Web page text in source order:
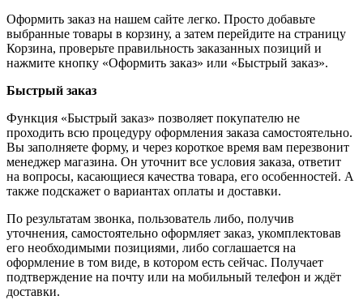
Оформить заказ на нашем сайте легко. Просто добавьте
выбранные товары в корзину, а затем перейдите на страницу
Корзина, проверьте правильность заказанных позиций и
нажмите кнопку «Оформить заказ» или «Быстрый заказ».
Быстрый заказ
Функция «Быстрый заказ» позволяет покупателю не
проходить всю процедуру оформления заказа самостоятельно.
Вы заполняете форму, и через короткое время вам перезвонит
менеджер магазина. Он уточнит все условия заказа, ответит
на вопросы, касающиеся качества товара, его особенностей. А
также подскажет о вариантах оплаты и доставки.
По результатам звонка, пользователь либо, получив
уточнения, самостоятельно оформляет заказ, укомплектовав
его необходимыми позициями, либо соглашается на
оформление в том виде, в котором есть сейчас. Получает
подтверждение на почту или на мобильный телефон и ждёт
доставки.